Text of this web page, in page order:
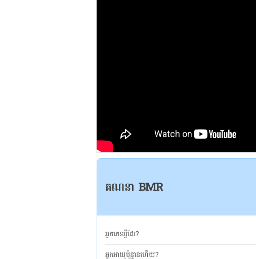
គណនា BMR
អ្នកភេទអ្វីដែរ?
អ្នកអាយុប៉ុន្មានហើយ?